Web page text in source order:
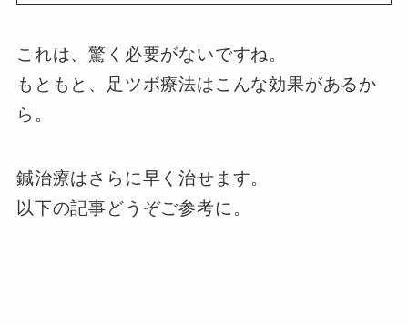
これは、驚く必要がないですね。
もともと、足ツボ療法はこんな効果があるか
ら。
鍼治療はさらに早く治せます。
以下の記事どうぞご参考に。